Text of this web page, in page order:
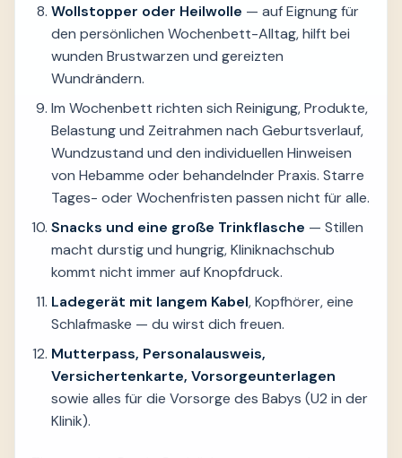
Wollstopper oder Heilwolle — auf Eignung für
den persönlichen Wochenbett-Alltag, hilft bei
wunden Brustwarzen und gereizten
Wundrändern.
Im Wochenbett richten sich Reinigung, Produkte,
Belastung und Zeitrahmen nach Geburtsverlauf,
Wundzustand und den individuellen Hinweisen
von Hebamme oder behandelnder Praxis. Starre
Tages- oder Wochenfristen passen nicht für alle.
Snacks und eine große Trinkflasche — Stillen
macht durstig und hungrig, Kliniknachschub
kommt nicht immer auf Knopfdruck.
Ladegerät mit langem Kabel, Kopfhörer, eine
Schlafmaske — du wirst dich freuen.
Mutterpass, Personalausweis,
Versichertenkarte, Vorsorgeunterlagen
sowie alles für die Vorsorge des Babys (U2 in der
Klinik).